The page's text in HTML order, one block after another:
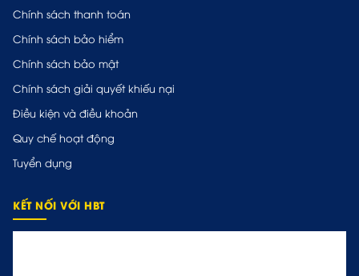
Chính sách thanh toán
Chính sách bảo hiểm
Chính sách bảo mật
Chính sách giải quyết khiếu nại
Điều kiện và điều khoản
Quy chế hoạt động
Tuyển dụng
KẾT NỐI VỚI HBT